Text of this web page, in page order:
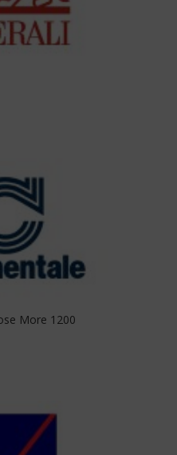
More 1200